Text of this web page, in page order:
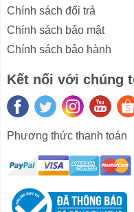
không cần sạc thường
phù hợp với những
cho nhiều ngày sử dụng.
Pin 60 giờ của iKF R1
Chuyển Đổi
iKF R1 hỗ trợ kết nối
Chính sách đổi trả
Chính sách bảo mật
Chính sách bảo hành
Kết nối với chúng
Phương thức thanh toán